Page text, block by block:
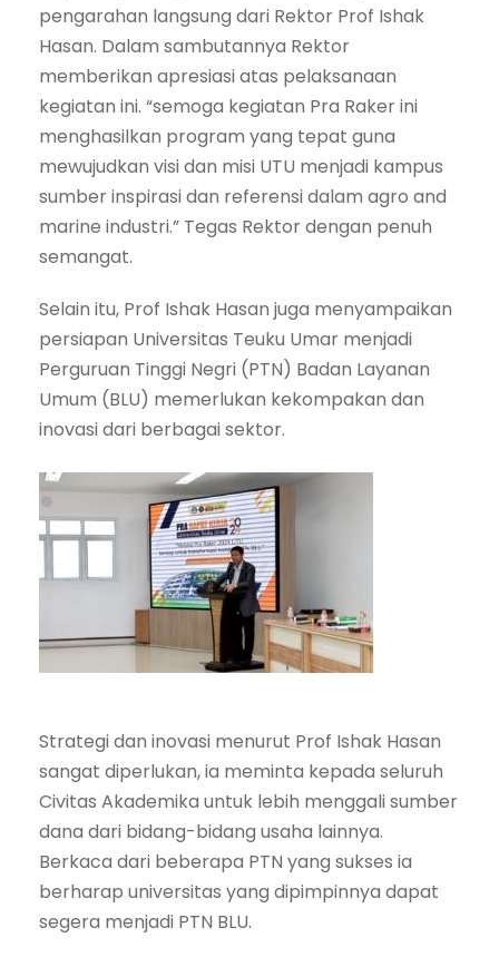
pengarahan langsung dari Rektor Prof Ishak
Hasan. Dalam sambutannya Rektor
memberikan apresiasi atas pelaksanaan
kegiatan ini. “semoga kegiatan Pra Raker ini
menghasilkan program yang tepat guna
mewujudkan visi dan misi UTU menjadi kampus
sumber inspirasi dan referensi dalam agro and
marine industri.” Tegas Rektor dengan penuh
semangat.
Selain itu, Prof Ishak Hasan juga menyampaikan
persiapan Universitas Teuku Umar menjadi
Perguruan Tinggi Negri (PTN) Badan Layanan
Umum (BLU) memerlukan kekompakan dan
inovasi dari berbagai sektor.
Strategi dan inovasi menurut Prof Ishak Hasan
sangat diperlukan, ia meminta kepada seluruh
Civitas Akademika untuk lebih menggali sumber
dana dari bidang-bidang usaha lainnya.
Berkaca dari beberapa PTN yang sukses ia
berharap universitas yang dipimpinnya dapat
segera menjadi PTN BLU.